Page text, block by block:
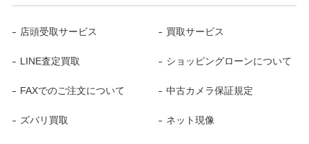
店頭受取サービス 買取サービス
LINE査定買取 ショッピングローンについて
FAXでのご注文について 中古カメラ保証規定
ズバリ買取 ネット現像